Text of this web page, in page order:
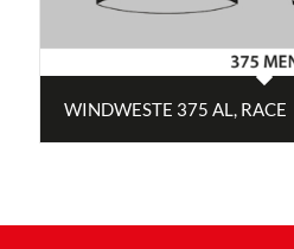
WINDWESTE 375 AL, RACE